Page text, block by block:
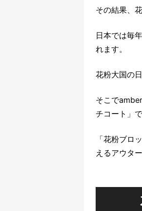
その結果、
日本では毎
れます。
花粉大国の
そこで
チコート」で
「花粉ブロ
えるアウタ